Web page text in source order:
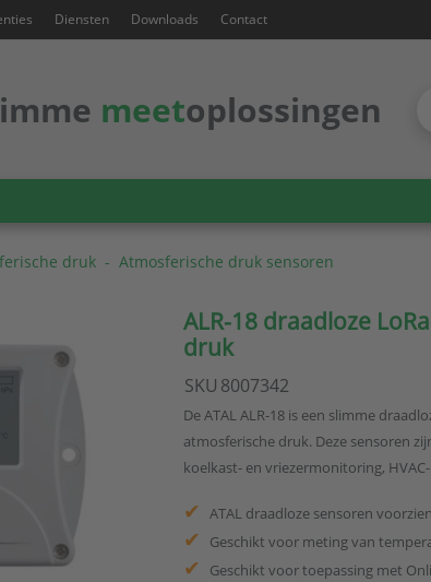
Diensten Downloads Contact
meetoplossingen
druk Atmosferische druk sensoren
ALR-18 draadloze
druk
SKU 8007342
De ATAL ALR-18 is een slimme
atmosferische druk. Deze sensoren
koelkast- en vriezermonitoring,
ATAL draadloze sensoren
Geschikt voor meting van
Geschikt voor toepassing met